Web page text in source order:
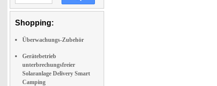
Shopping:
Überwachungs-Zubehör
Gerätebetrieb
unterbrechungsfreier
Solaranlage Delivery Smart
Camping